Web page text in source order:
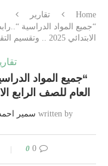
Home
تقارير
“جميع المواد الدراسية
الابتدائي 2025 .. وتقسيم التقييمات
“جميع المواد
العام للصف الرابع الابتدائي 2025 ..
written by سمير
0 comments
0